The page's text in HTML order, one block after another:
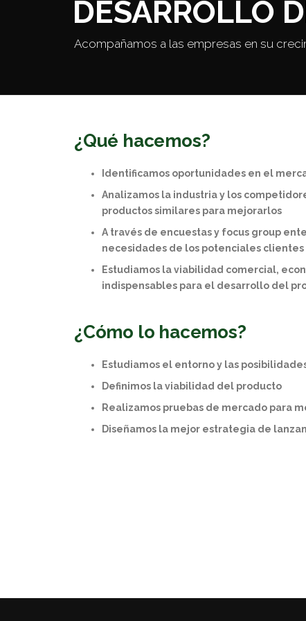
DESARROLLO
Acompañamos a las empresas en su
¿Qué hacemos?
Identificamos oportunidades en el
Analizamos la industria y los
productos similares para mejorarlos
A través de encuestas y focus group
necesidades de los potenciales clientes
Estudiamos la viabilidad comercial,
indispensables para el desarrollo del
¿Cómo lo hacemos?
Estudiamos el entorno y las
Definimos la viabilidad del producto
Realizamos pruebas de mercado para
Diseñamos la mejor estrategia de